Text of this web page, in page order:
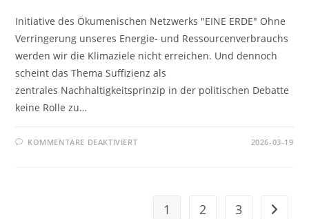
Initiative des Ökumenischen Netzwerks "EINE ERDE" Ohne
Verringerung unseres Energie- und Ressourcenverbrauchs
werden wir die Klimaziele nicht erreichen. Und dennoch
scheint das Thema Suffizienz als
zentrales Nachhaltigkeitsprinzip in der politischen Debatte
keine Rolle zu…
KOMMENTARE DEAKTIVIERTFÜR
NACHHALTIG
2026-03-19
1 2 3 Zur